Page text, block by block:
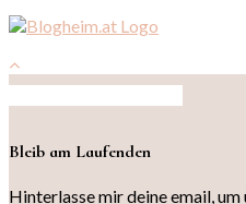
Bleib am Laufenden
Hinterlasse mir deine email,